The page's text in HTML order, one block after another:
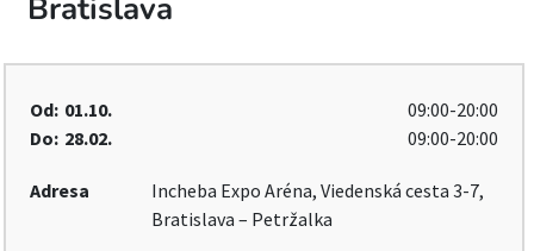
Bratislava
Od: 01.10.
09:00-20:00
Do: 28.02. 09:00-20:00
Adresa
Incheba Expo Aréna, Viedenská cesta 3-7,
Bratislava – Petržalka